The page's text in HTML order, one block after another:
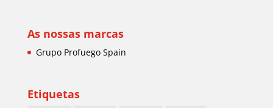
As nossas marcas
Grupo Profuego Spain
Etiquetas